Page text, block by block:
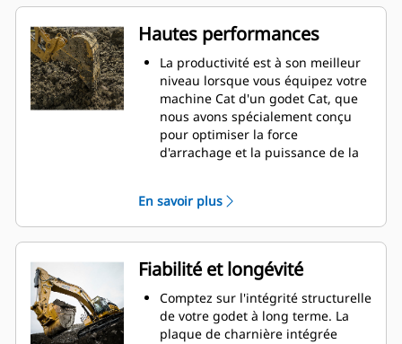
Hautes performances
La productivité est à son meilleur
niveau lorsque vous équipez votre
machine Cat d'un godet Cat, que
nous avons spécialement conçu
pour optimiser la force
d'arrachage et la puissance de la
double améliore le flux des
matières dans le godet. Le
dégagement de talon accru
garantit que le fond du godet ne
frotte pas, ce qui réduit les coûts
d'entretien.
La consommation de carburant est
maximale lors de l'excavation. Les
En savoir plus
Fiabilité et longévité
Comptez sur l'intégrité structurelle
de votre godet à long terme. La
plaque de charnière intégrée